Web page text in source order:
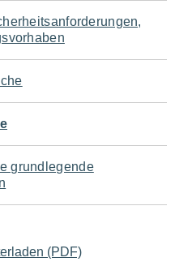
grundlegende
(PDF)